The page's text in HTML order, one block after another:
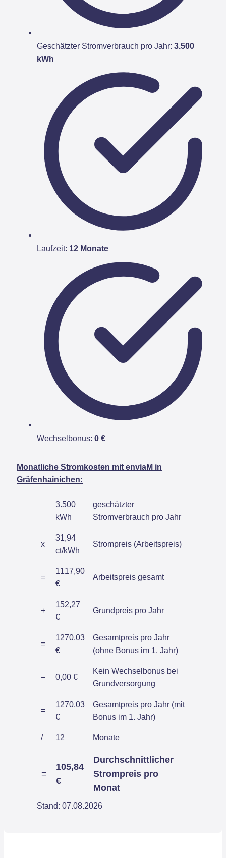
Geschätzter Stromverbrauch pro Jahr: 3.500
kWh
Laufzeit: 12 Monate
Wechselbonus: 0 €
Monatliche Stromkosten mit enviaM in
Gräfenhainichen:
3.500
kWh
geschätzter
Stromverbrauch pro Jahr
x
31,94
ct/kWh
Strompreis (Arbeitspreis)
=
1117,90
€
Arbeitspreis gesamt
+
152,27
€
Grundpreis pro Jahr
=
1270,03
€
Gesamtpreis pro Jahr
(ohne Bonus im 1. Jahr)
– 0,00 €
Kein Wechselbonus bei
Grundversorgung
=
1270,03
€
Gesamtpreis pro Jahr (mit
Bonus im 1. Jahr)
/ 12 Monate
=
105,84
€
Durchschnittlicher
Strompreis pro
Monat
Stand: 07.08.2026